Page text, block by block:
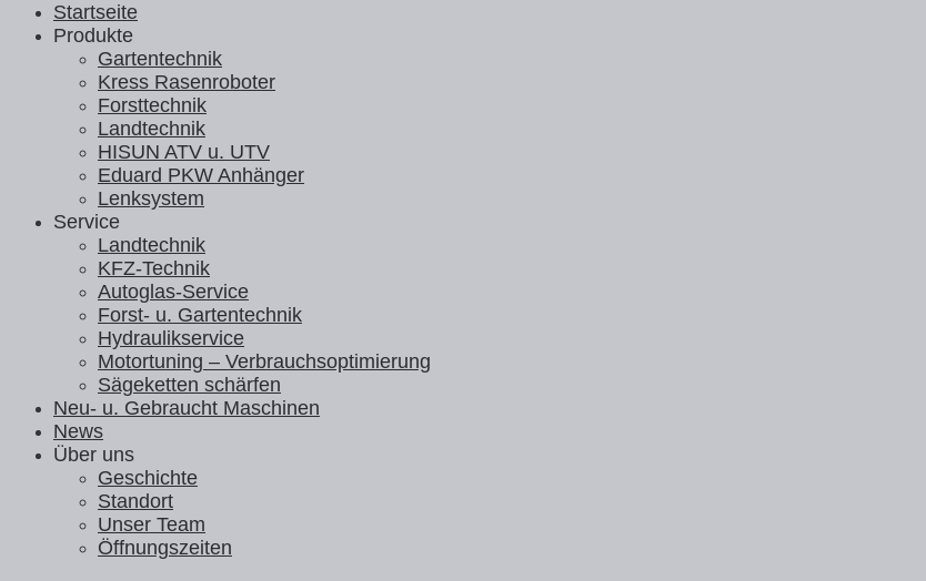
Startseite
Produkte
Gartentechnik
Kress Rasenroboter
Forsttechnik
Landtechnik
HISUN ATV u. UTV
Eduard PKW Anhänger
Lenksystem
Service
Landtechnik
KFZ-Technik
Autoglas-Service
Forst- u. Gartentechnik
Hydraulikservice
Motortuning – Verbrauchsoptimierung
Sägeketten schärfen
Neu- u. Gebraucht Maschinen
News
Über uns
Geschichte
Standort
Unser Team
Öffnungszeiten